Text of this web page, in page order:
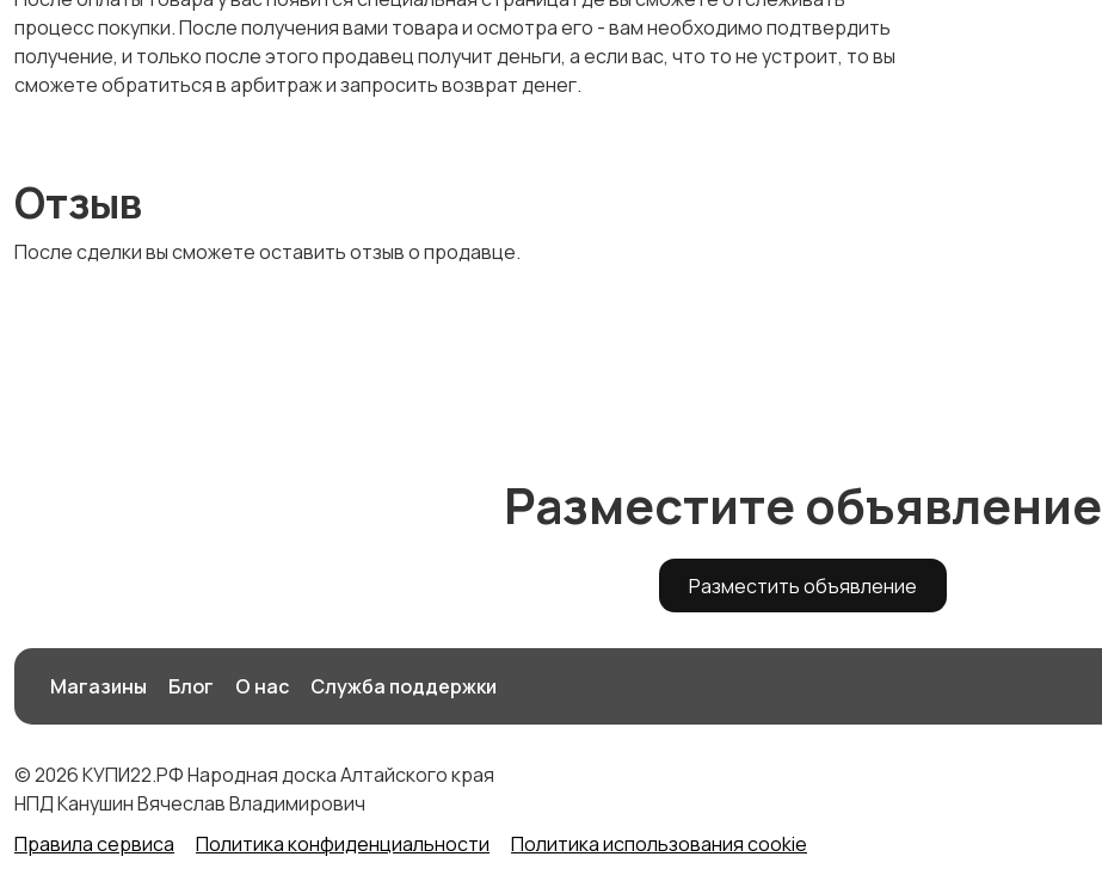
процесс покупки. После получения вами товара и осмотра его - вам необходимо подтвердить
получение, и только после этого продавец получит деньги, а если вас, что то не устроит, то вы
сможете обратиться в арбитраж и запросить возврат денег.
Отзыв
После сделки вы сможете оставить отзыв о продавце.
Разместите объявление
Разместить объявление
Магазины Блог О нас Служба поддержки
© 2026 КУПИ22.РФ Народная доска Алтайского края
НПД Канушин Вячеслав Владимирович
Правила сервиса
Политика конфиденциальности Политика использования cookie